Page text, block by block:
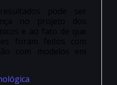
pode ser
no projeto dos
e ao fato de que
foram feitos com
com modelos em